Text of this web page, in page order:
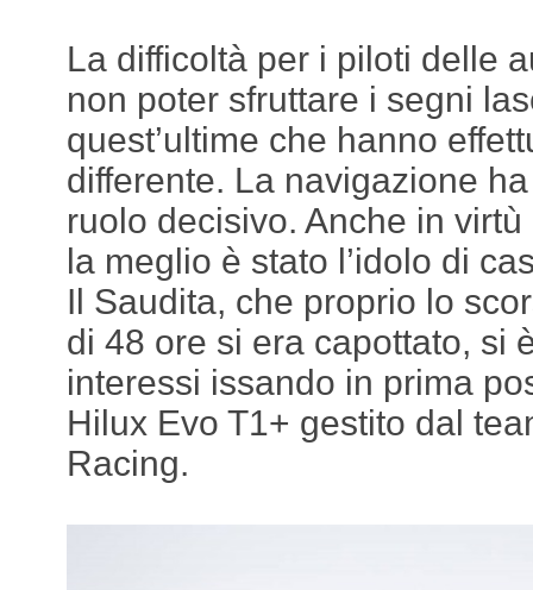
La difficoltà per i piloti delle
non poter sfruttare i segni
quest’ultime che hanno
differente. La navigazione
ruolo decisivo. Anche in
la meglio è stato l’idolo di
Il Saudita, che proprio lo
di 48 ore si era capottato, si
interessi issando in prima
Hilux Evo T1+ gestito dal
Racing.